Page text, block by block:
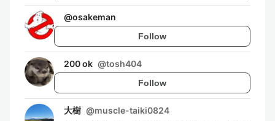
@osakeman
Follow
200 ok @tosh404
Follow
大樹 @muscle-taiki0824